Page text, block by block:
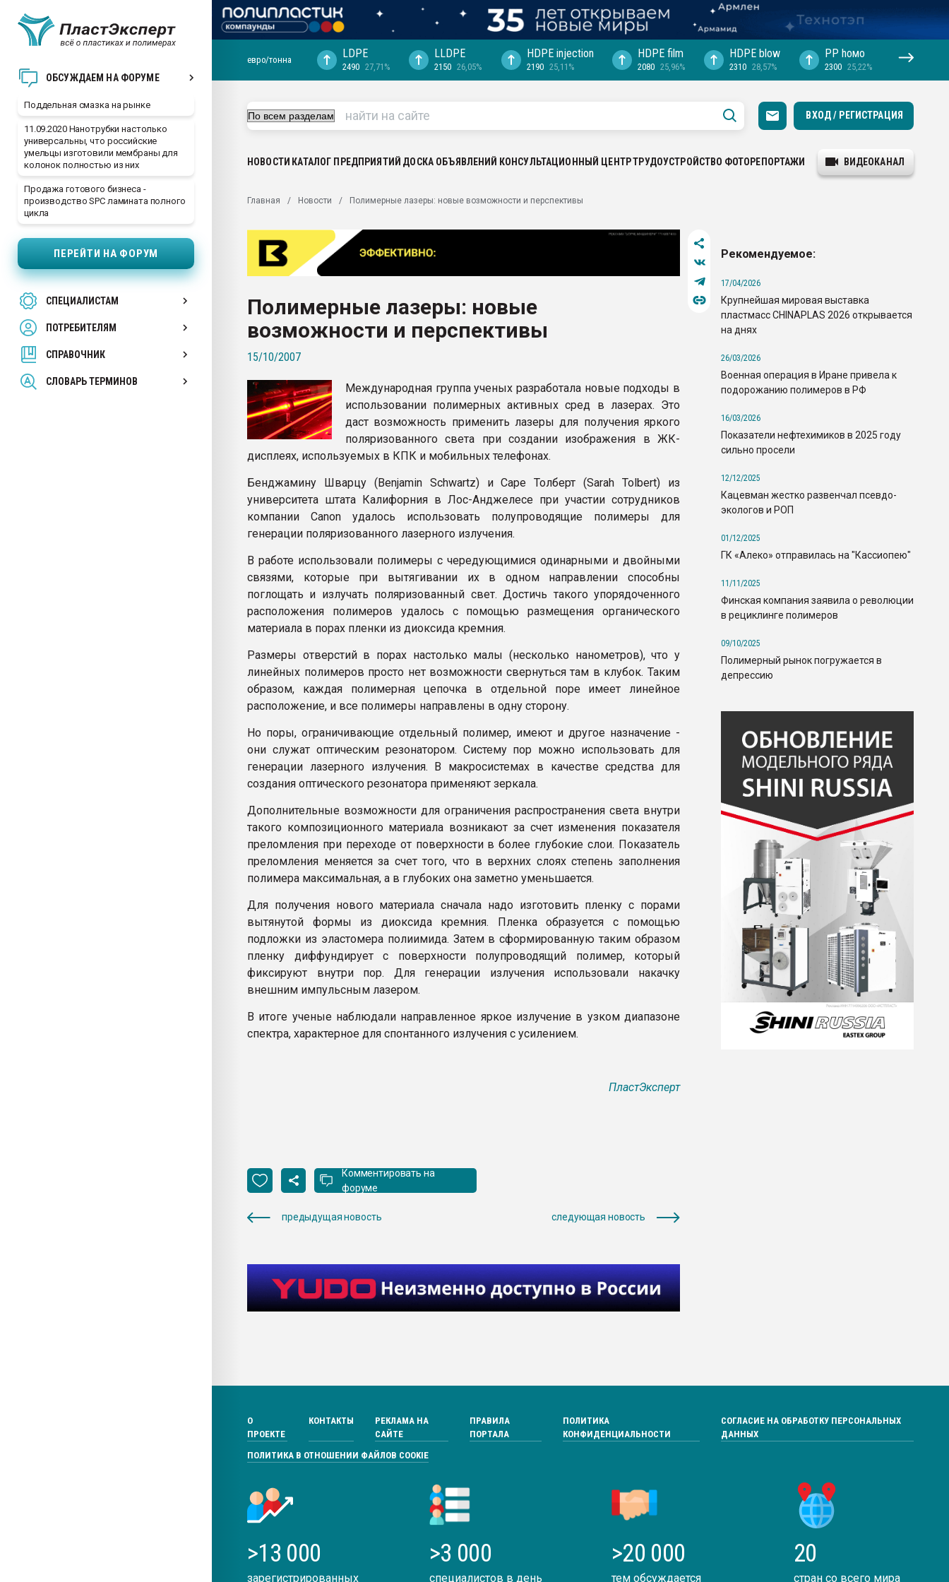
ОБСУЖДАЕМ НА ФОРУМЕ
Поддельная смазка на рынке
11.09.2020 Нанотрубки настолько
универсальны, что российские
умельцы изготовили мембраны для
колонок полностью из них
Продажа готового бизнеса -
производство SPC ламината полного
цикла
ПЕРЕЙТИ НА ФОРУМ
СПЕЦИАЛИСТАМ
ПОТРЕБИТЕЛЯМ
СПРАВОЧНИК
СЛОВАРЬ ТЕРМИНОВ
ближайшее подмосковье, с.-в.
Подмосковье, Москва
первый план в переработке
28.07.2026 "Технониколь" довольна
Всё, что касается выдува ПЭТ
Материал поверхности пуансона для
Продам отходы Композиция
поликарбоната и АБС-пластика
Armaloy PC/ABS-1IM черный цвет
евро/тонна LDPE
2490 27,71%
LLDPE
2150 26,05%
HDPE injection
2190 25,11%
HDPE film
2080 25,96%
HDPE blow
2310 28,57%
PP hомо
2300 25,22%
ВХОД / РЕГИСТРАЦИЯ
НОВОСТИ КАТАЛОГ ПРЕДПРИЯТИЙ ДОСКА ОБЪЯВЛЕНИЙ КОНСУЛЬТАЦИОННЫЙ ЦЕНТРТРУДОУСТРОЙСТВО ФОТОРЕПОРТАЖИ ВИДЕОКАНАЛ
Главная Новости Полимерные лазеры: новые возможности и перспективы
Полимерные лазеры: новые
возможности и перспективы
15/10/2007
Международная группа ученых разработала новые подходы в
использовании полимерных активных сред в лазерах. Это
даст возможность применить лазеры для получения яркого
поляризованного света при создании изображения в ЖК-
дисплеях, используемых в КПК и мобильных телефонах.
Бенджамину Шварцу (Benjamin Schwartz) и Саре Толберт (Sarah Tolbert) из
университета штата Калифорния в Лос-Анджелесе при участии сотрудников
компании Canon удалось использовать полупроводящие полимеры для
генерации поляризованного лазерного излучения.
В работе использовали полимеры с чередующимися одинарными и двойными
связями, которые при вытягивании их в одном направлении способны
поглощать и излучать поляризованный свет. Достичь такого упорядоченного
расположения полимеров удалось с помощью размещения органического
материала в порах пленки из диоксида кремния.
Размеры отверстий в порах настолько малы (несколько нанометров), что у
линейных полимеров просто нет возможности свернуться там в клубок. Таким
образом, каждая полимерная цепочка в отдельной поре имеет линейное
расположение, и все полимеры направлены в одну сторону.
Но поры, ограничивающие отдельный полимер, имеют и другое назначение -
они служат оптическим резонатором. Систему пор можно использовать для
генерации лазерного излучения. В макросистемах в качестве средства для
создания оптического резонатора применяют зеркала.
Дополнительные возможности для ограничения распространения света внутри
такого композиционного материала возникают за счет изменения показателя
преломления при переходе от поверхности в более глубокие слои. Показатель
преломления меняется за счет того, что в верхних слоях степень заполнения
полимера максимальная, а в глубоких она заметно уменьшается.
Для получения нового материала сначала надо изготовить пленку с порами
вытянутой формы из диоксида кремния. Пленка образуется с помощью
подложки из эластомера полиимида. Затем в сформированную таким образом
пленку диффундирует с поверхности полупроводящий полимер, который
фиксируют внутри пор. Для генерации излучения использовали накачку
внешним импульсным лазером.
В итоге ученые наблюдали направленное яркое излучение в узком диапазоне
спектра, характерное для спонтанного излучения с усилением.
ПластЭксперт
Комментировать на
форуме
предыдущая новость следующая новость
Рекомендуемое:
17/04/2026
Крупнейшая мировая выставка
пластмасс CHINAPLAS 2026 открывается
на днях
26/03/2026
Военная операция в Иране привела к
подорожанию полимеров в РФ
16/03/2026
Показатели нефтехимиков в 2025 году
сильно просели
12/12/2025
Кацевман жестко развенчал псевдо-
экологов и РОП
01/12/2025
ГК «Алеко» отправилась на "Кассиопею"
11/11/2025
Финская компания заявила о революции
в рециклинге полимеров
09/10/2025
Полимерный рынок погружается в
депрессию
О
ПРОЕКТЕ
КОНТАКТЫ
РЕКЛАМА НА
САЙТЕ
ПРАВИЛА
ПОРТАЛА
ПОЛИТИКА
КОНФИДЕНЦИАЛЬНОСТИ
СОГЛАСИЕ НА ОБРАБОТКУ ПЕРСОНАЛЬНЫХ
ДАННЫХ
ПОЛИТИКА В ОТНОШЕНИИ ФАЙЛОВ COOKIE
>13 000
зарегистрированных
>3 000
специалистов в день
>20 000
тем обсуждается
20
стран со всего мира